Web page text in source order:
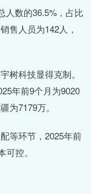
人数的36.5%，占比
售人员为142人，
树科技显得克制。
年前9个月为9020
为7179万。
等环节，2025年前
控。